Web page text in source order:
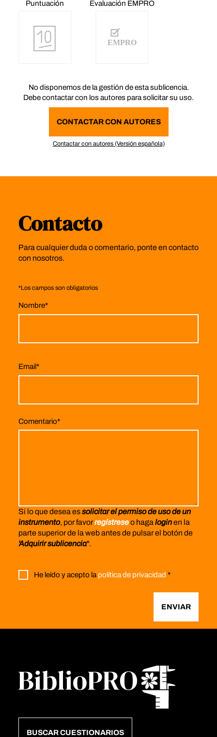
Puntuación Evaluación EMPRO
No disponemos de la gestión de esta sublicencia.
Debe contactar con los autores para solicitar su uso.
CONTACTAR CON AUTORES
Contactar con autores (Versión española)
Contacto
Para cualquier duda o comentario, ponte en contacto
con nosotros.
*Los campos son obligatorios
Nombre*
Email*
Comentario*
Si lo que desea essolicitar el permiso de uso de un
instrumento, por favorregístreseo haga loginen la
parte superior de la web antes de pulsar el botón de
'Adquirir sublicencia".
He leído y acepto lapolítica de privacidad *
ENVIAR
BUSCAR CUESTIONARIOS